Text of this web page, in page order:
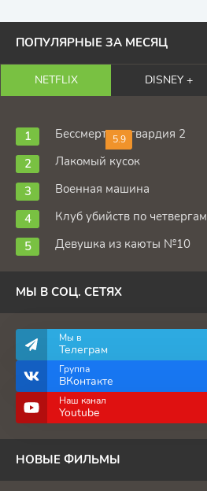
ПОПУЛЯРНЫЕ ЗА МЕСЯЦ
NETFLIX DISNEY +
5.9
Бессмертная гвардия 2
Лакомый кусок
Военная машина
Клуб убийств по четвергам
Девушка из каюты №10
МЫ В СОЦ. СЕТЯХ
Мы в
Телеграм
Группа
ВКонтакте
Наш канал
Youtube
НОВЫЕ ФИЛЬМЫ